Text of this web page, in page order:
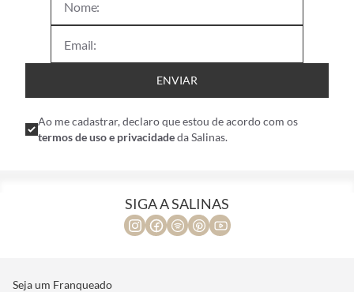
ENVIAR
Ao me cadastrar, declaro que estou de acordo com os
termos de uso e privacidadeda Salinas.
SIGA A SALINAS
Seja um Franqueado